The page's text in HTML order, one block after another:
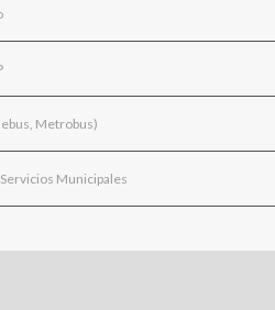
Metrobus)
Municipales